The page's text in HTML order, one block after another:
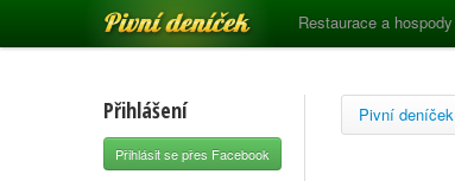
Pivní deníček Restaurace a hospody
Přihlášení
Přihlásit se přes Facebook
Pivní deníček